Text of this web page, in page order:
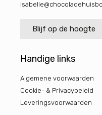
Blijf op de hoogte
Handige links
Algemene voorwaarden
Cookie- & Privacybeleid
Leveringsvoorwaarden